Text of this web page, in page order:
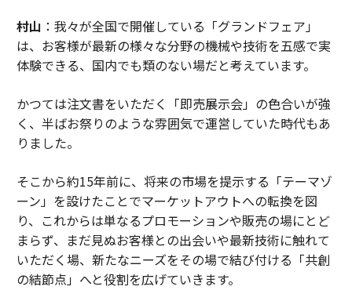
村山 ：我々が全国で開催している「グランドフェア」
は、お客様が最新の様々な分野の機械や技術を五感で実
体験できる、国内でも類のない場だと考えています。
かつては注文書をいただく「即売展示会」の色合いが強
く、半ばお祭りのような雰囲気で運営していた時代もあ
りました。
そこから約15年前に、将来の市場を提示する「テーマゾ
ーン」を設けたことでマーケットアウトへの転換を図
り、これからは単なるプロモーションや販売の場にとど
まらず、まだ見ぬお客様との出会いや最新技術に触れて
いただく場、新たなニーズをその場で結び付ける「共創
の結節点」へと役割を広げていきます。